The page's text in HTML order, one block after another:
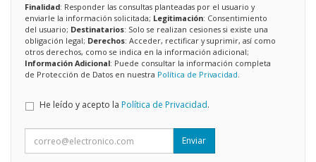
Finalidad: Responder las consultas planteadas por el usuario y
enviarle la información solicitada; Legitimación: Consentimiento
del usuario; Destinatarios: Solo se realizan cesiones si existe una
obligación legal; Derechos: Acceder, rectificar y suprimir, así como
otros derechos, como se indica en la información adicional;
Información Adicional: Puede consultar la información completa
de Protección de Datos en nuestra Política de Privacidad
He leído y acepto la Política de Privacidad.
Enviar